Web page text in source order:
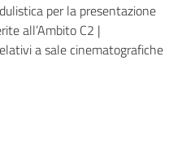
per la presentazione
all’Ambito C2 |
a sale cinematografiche